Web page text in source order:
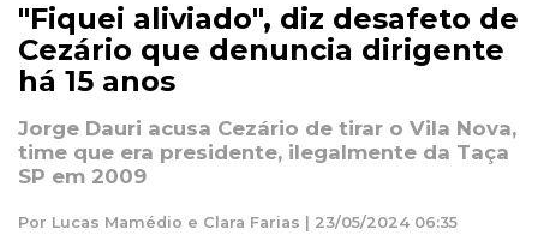
"Fiquei aliviado", diz desafeto de
Cezário que denuncia dirigente
há 15 anos
Jorge Dauri acusa Cezário de tirar o Vila Nova,
time que era presidente, ilegalmente da Taça
SP em 2009
Por Lucas Mamédio e Clara Farias | 23/05/2024 06:35